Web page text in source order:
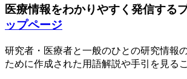
医療情報をわかりやすく発信する
ップページ
研究者・医療者と一般のひとの研究情報
ために作成された用語解説や手引を見る